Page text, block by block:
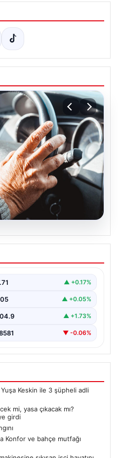
verilecek mi,
emekli
▲ +0.17%
▲ +0.05%
▲ +1.73%
▼ -0.06%
Keskin ile 3 şüpheli adli
mi, yasa çıkacak mı?
girdi
Konfor ve bahçe mutfağı